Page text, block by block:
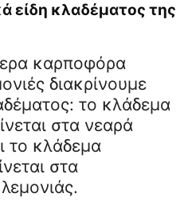
είδη κλαδέματος της
καρποφόρα
διακρίνουμε
το κλάδεμα
στα νεαρά
το κλάδεμα
στα